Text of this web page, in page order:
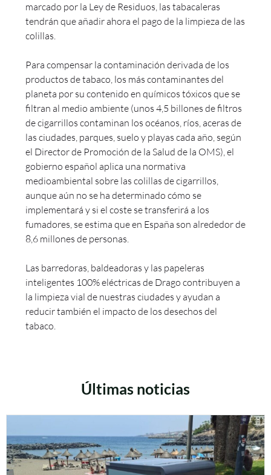
marcado por la Ley de Residuos, las tabacaleras
tendrán que añadir ahora el pago de la limpieza de las
colillas.
Para compensar la contaminación derivada de los
productos de tabaco, los más contaminantes del
planeta por su contenido en químicos tóxicos que se
filtran al medio ambiente (unos 4,5 billones de filtros
de cigarrillos contaminan los océanos, ríos, aceras de
las ciudades, parques, suelo y playas cada año, según
el Director de Promoción de la Salud de la OMS), el
gobierno español aplica una normativa
medioambiental sobre las colillas de cigarrillos,
aunque aún no se ha determinado cómo se
implementará y si el coste se transferirá a los
fumadores, se estima que en España son alrededor de
8,6 millones de personas.
Las barredoras, baldeadoras y las papeleras
inteligentes 100% eléctricas de Drago contribuyen a
la limpieza vial de nuestras ciudades y ayudan a
reducir también el impacto de los desechos del
tabaco.
Últimas noticias